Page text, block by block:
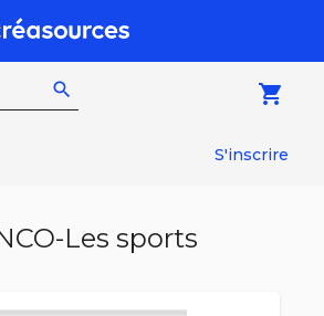
search local_grocery_store
S'inscrire
Les sports